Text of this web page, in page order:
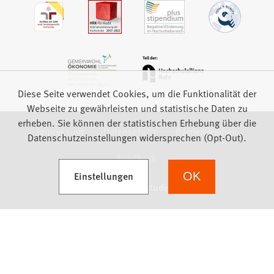
Impressum Datenschutz
Barrierefreiheit
Feedback
Diese Seite verwendet Cookies, um die Funktionalität der
Webseite zu gewährleisten und statistische Daten zu
erheben. Sie können der statistischen Erhebung über die
Datenschutzeinstellungen widersprechen (Opt-Out).
Einstellungen
(Öffnet in einem neuen Tab) OK